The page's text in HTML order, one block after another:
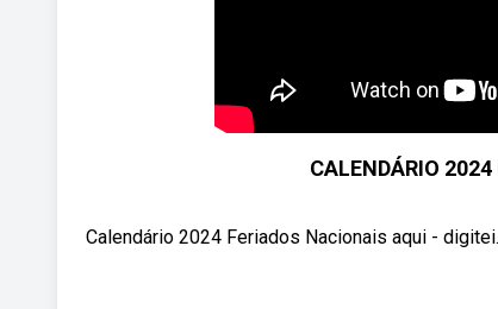
CALENDÁRIO
Calendário 2024 Feriados Nacionais aqui -